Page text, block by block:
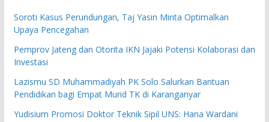
Soroti Kasus Perundungan, Taj Yasin Minta Optimalkan
Upaya Pencegahan
Pemprov Jateng dan Otorita IKN Jajaki Potensi Kolaborasi dan
Investasi
Lazismu SD Muhammadiyah PK Solo Salurkan Bantuan
Pendidikan bagi Empat Murid TK di Karanganyar
Yudisium Promosi Doktor Teknik Sipil UNS: Hana Wardani